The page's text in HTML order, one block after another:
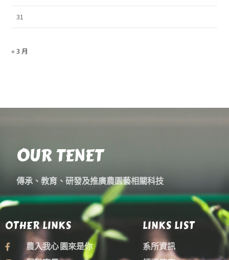
31
« 3 月
LINKS LIST
系所資訊
OTHER LINKS
農入我心 園來是你
OUR TENET
傳承、教育、研發及推廣農園藝相關科技